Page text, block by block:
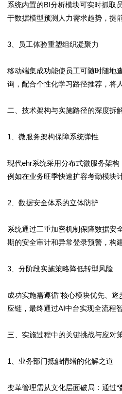
系统内置的BI分析模块可实时抓取
于数据模型预测人力需求趋势，提
3、员工体验重塑组织凝聚力
移动端集成功能使员工可随时随地
询，配合个性化学习路径推荐，将
二、技术架构与实施路径的深度拆
1、微服务架构保障系统弹性
现代ehr系统采用分布式微服务架
例如在业务旺季快速扩容考勤模块
2、数据安全体系的立体防护
系统通过三重加密机制保障数据安
期的安全审计和异常登录预警，构
3、分阶段实施策略降低转型风险
成功实施需遵循“核心模块优先、
应链，最终通过AI中台实现全流程
三、实施过程中的关键挑战与应对
1、业务部门抵触情绪的化解之道
变革管理需从文化层面破局：通过